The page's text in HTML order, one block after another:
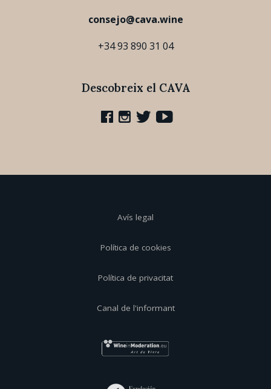
consejo@cava.wine
+34 93 890 31 04
Descobreix el CAVA
Avís legal
Política de cookies
Política de privacitat
Canal de l'informant